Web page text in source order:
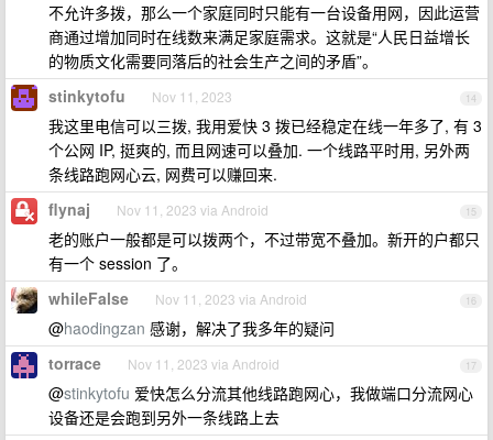
不允许多拨，那么一个家庭同时只能有一台设备用网，因此运营
商通过增加同时在线数来满足家庭需求。这就是“人民日益增长
的物质文化需要同落后的社会生产之间的矛盾”。
14
stinkytofu Nov 11, 2023
我这里电信可以三拨, 我用爱快 3 拨已经稳定在线一年多了, 有 3
个公网 IP, 挺爽的, 而且网速可以叠加. 一个线路平时用, 另外两
条线路跑网心云, 网费可以赚回来.
15
flynaj Nov 11, 2023 via Android
老的账户一般都是可以拨两个，不过带宽不叠加。新开的户都只
有一个 session 了。
16
whileFalse Nov 11, 2023 via Android
@haodingzan 感谢，解决了我多年的疑问
17
torrace Nov 11, 2023 via Android
@stinkytofu 爱快怎么分流其他线路跑网心，我做端口分流网心
设备还是会跑到另外一条线路上去